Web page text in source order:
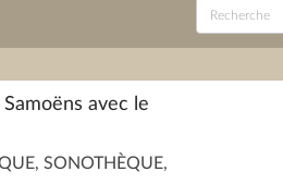
avec le
SONOTHÈQUE,